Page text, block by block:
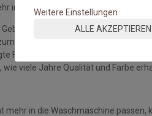
im Wege.
waschen Sie die Fußmatte
Trocknen aus. Dadurch richten
Falten und Knicke werden wieder
wie viele Jahre Qualität und Farbe
mehr in die Waschmaschine
Weitere Einstellungen
ALLE AKZEPTIEREN